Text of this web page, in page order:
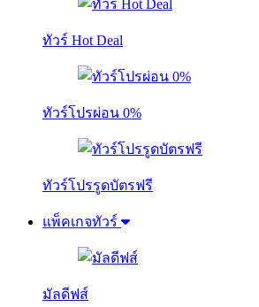
ทัวร์ Hot Deal
ทัวร์โปรผ่อน 0%
ทัวร์โปรรูดบัตรฟรี
แพ็คเกจทัวร์
มัลดีฟส์